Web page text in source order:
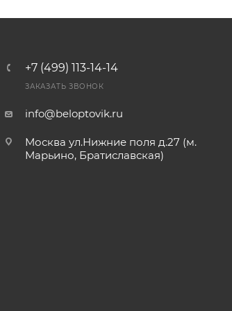
+7 (499) 113-14-14
ЗАКАЗАТЬ ЗВОНОК
info@beloptovik.ru
Москва ул.Нижние поля д.27 (м.
Марьино, Братиславская)